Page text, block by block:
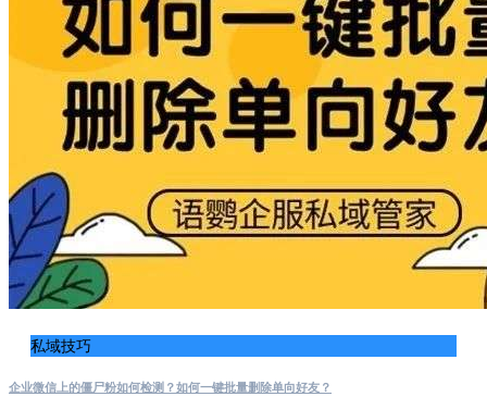
私域技巧
企业微信上的僵尸粉如何检测？如何一键批量删除单向好友？